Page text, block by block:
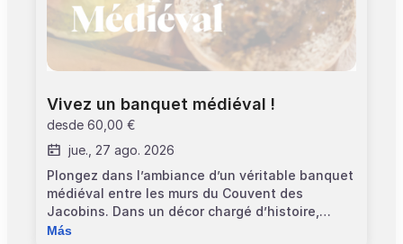
Vivez un banquet médiéval !
desde 60,00 €
jue., 27 ago. 2026
Plongez dans l’ambiance d’un véritable banquet
médiéval entre les murs du Couvent des
Jacobins. Dans un décor chargé d’histoire,
laissez-vous porter par un repas en 5 services,
Más